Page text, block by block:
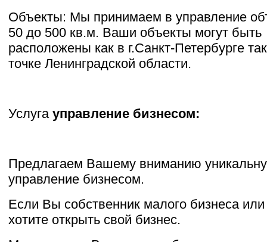
Объекты: Мы принимаем в управление
50 до 500 кв.м. Ваши объекты могут быть
расположены как в г.Санкт-Петербурге
точке Ленинградской области.
Услуга управление бизнесом:
Предлагаем Вашему вниманию
управление бизнесом.
Если Вы собственник малого бизнеса или
хотите открыть свой бизнес.